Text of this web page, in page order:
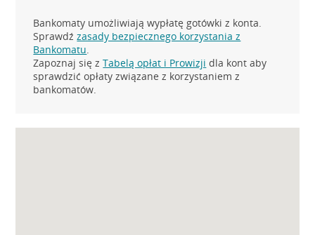
Bankomaty umożliwiają wypłatę gotówki z konta.
Sprawdźzasady bezpiecznego korzystania z
Bankomatu.
Zapoznaj się zTabelą opłat i Prowizji dla kont aby
sprawdzić opłaty związane z korzystaniem z
bankomatów.